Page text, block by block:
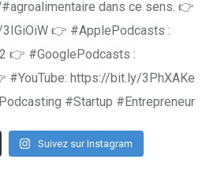
Suivez sur Instagram